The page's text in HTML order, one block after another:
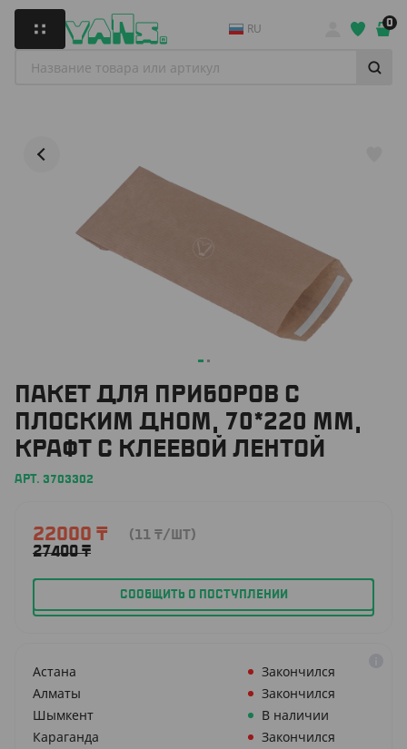
RU 0
ПАКЕТ ДЛЯ ПРИБОРОВ С
ПЛОСКИМ ДНОМ, 70*220 ММ,
КРАФТ С КЛЕЕВОЙ ЛЕНТОЙ
АРТ. 3703302
22000 ₸
27400₸
(11 ₸/ШТ)
СООБЩИТЬ О ПОСТУПЛЕНИИ
Астана
Закончился
Алматы
Закончился
Шымкент
В наличии
Караганда
Закончился